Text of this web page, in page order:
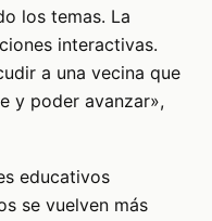
los temas. La
interactivas.
a una vecina que
y poder avanzar»,
educativos
se vuelven más